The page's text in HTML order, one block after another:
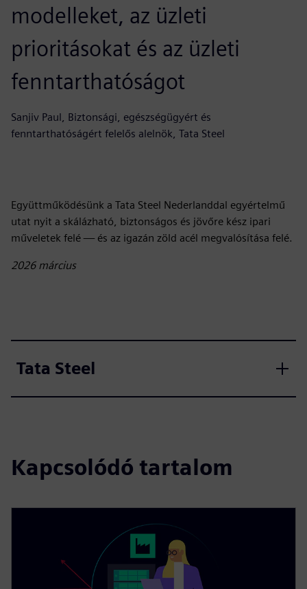
modelleket, az üzleti
prioritásokat és az üzleti
fenntarthatóságot
Sanjiv Paul, Biztonsági, egészségügyért és
fenntarthatóságért felelős alelnök, Tata Steel
Együttműködésünk a Tata Steel Nederlanddal egyértelmű
utat nyit a skálázható, biztonságos és jövőre kész ipari
műveletek felé — és az igazán zöld acél megvalósítása felé.
2026 március
Tata Steel
Kapcsolódó tartalom